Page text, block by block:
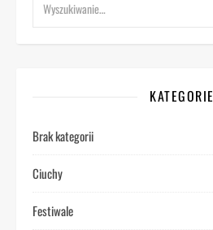
KATEGORIE
Brak kategorii
Ciuchy
Festiwale